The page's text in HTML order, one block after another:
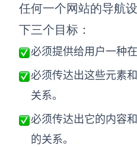
任何一个网站的导航
下三个目标：
必须提供给用户一种
必须传达出这些元素
关系。
必须传达出它的内容
的关系。